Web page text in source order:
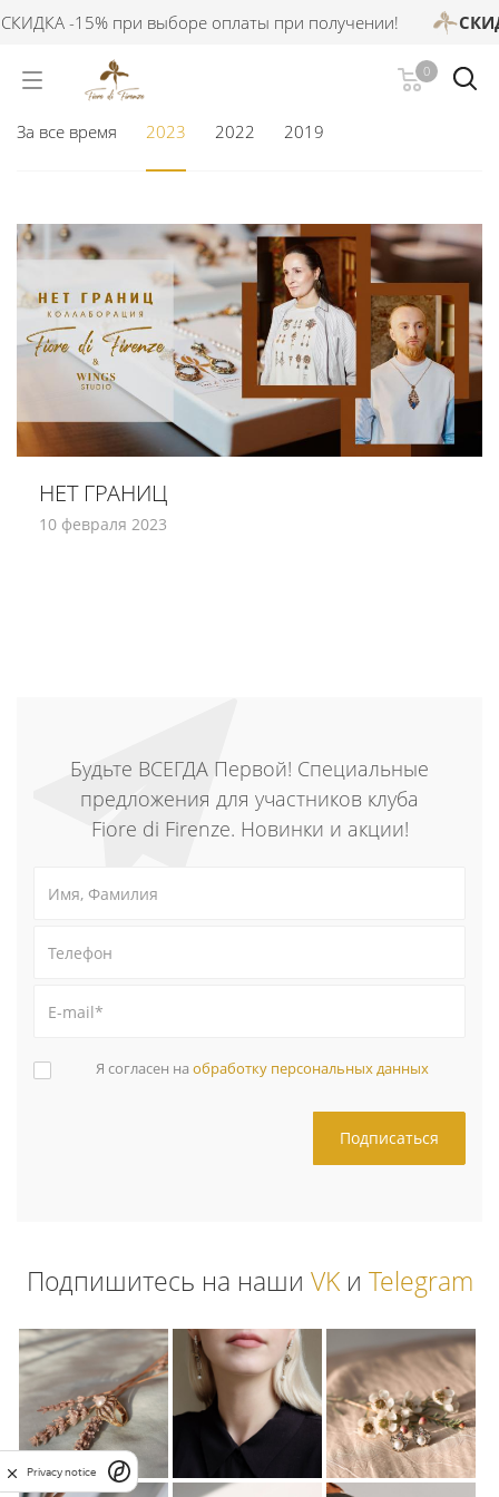
-15% при выборе оплаты при получении!
0
Подпишитесь на наши VKи Telegram
За все время 2023 2022 2019
НЕТ ГРАНИЦ
10 февраля 2023
Будьте ВСЕГДА Первой! Специальные
предложения для участников клуба
Fiore di Firenze. Новинки и акции!
Я согласен на обработку персональных данных
Подпишитесь на наши VKи Telegram
Privacy notice